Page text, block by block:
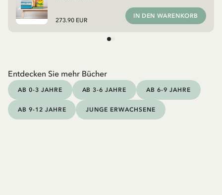
273.90 EUR
IN DEN WARENKORB
Entdecken Sie mehr Bücher
AB 0-3 JAHRE AB 3-6 JAHRE AB 6-9 JAHRE
AB 9-12 JAHRE JUNGE ERWACHSENE